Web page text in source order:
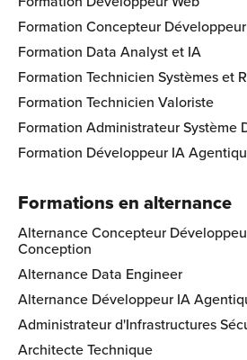
Formation Concepteur
Formation Data Analyst et IA
Formation Technicien Systèmes et
Formation Technicien Valoriste
Formation Administrateur Système
Formation Développeur IA
Formations en alternance
Alternance Concepteur
Conception
Alternance Data Engineer
Alternance Développeur IA
Administrateur d'Infrastructures
Architecte Technique